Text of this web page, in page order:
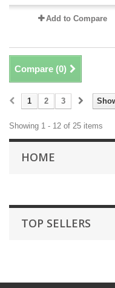
Add to Compare
Compare (0)
1 2 3
Showing 1 - 12 of 25 items
HOME
TOP SELLERS